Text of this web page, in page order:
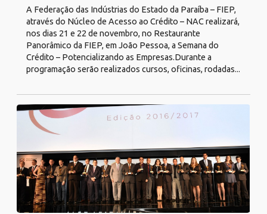
A Federação das Indústrias do Estado da Paraíba – FIEP,
através do Núcleo de Acesso ao Crédito – NAC realizará,
nos dias 21 e 22 de novembro, no Restaurante
Panorâmico da FIEP, em João Pessoa, a Semana do
Crédito – Potencializando as Empresas.Durante a
programação serão realizados cursos, oficinas, rodadas...